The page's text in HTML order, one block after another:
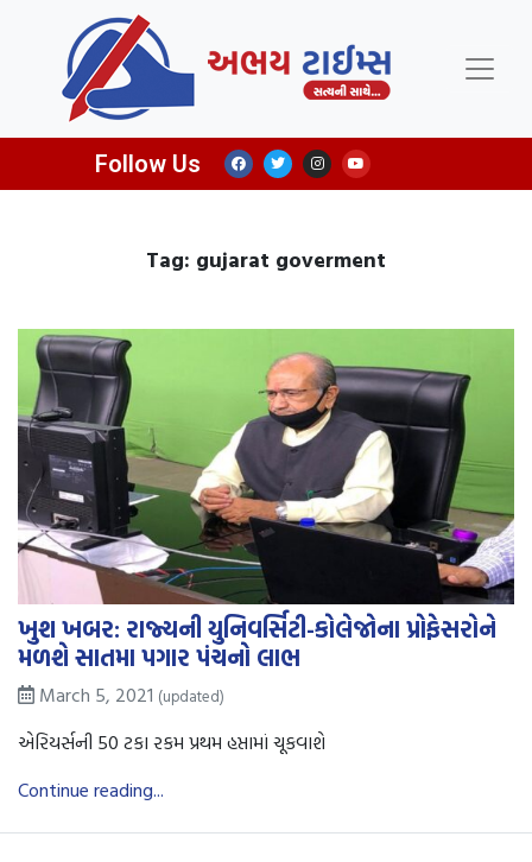
Follow Us
Tag: gujarat goverment
ખુશ ખબર: રાજ્યની યુનિવર્સિટી-કોલેજોના પ્રોફેસરોને
મળશે સાતમા પગાર પંચનો લાભ
March 5, 2021 (updated)
એરિયર્સની 50 ટકા રકમ પ્રથમ હપ્તામાં ચૂકવાશે
Continue reading...